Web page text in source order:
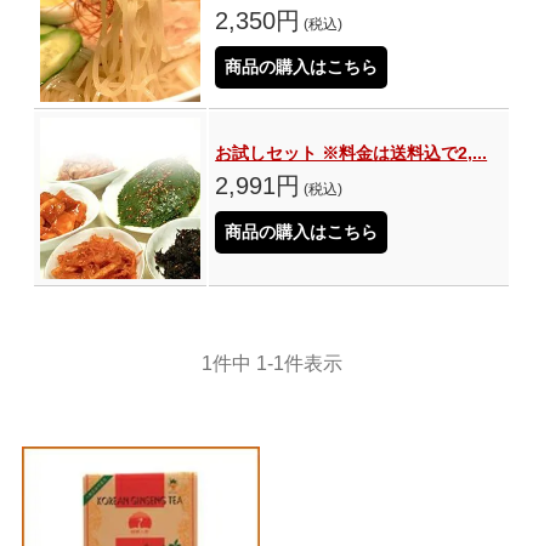
2,350円 (税込)
商品の購入はこちら
お試しセット ※料金は送料込で2,...
2,991円 (税込)
商品の購入はこちら
1件中 1-1件表示